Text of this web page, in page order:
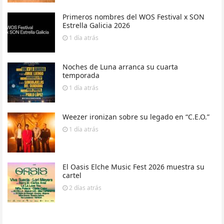
Primeros nombres del WOS Festival x SON
Estrella Galicia 2026
1 día atrás
Noches de Luna arranca su cuarta
temporada
1 día atrás
Weezer ironizan sobre su legado en “C.E.O.”
1 día atrás
El Oasis Elche Music Fest 2026 muestra su
cartel
2 días atrás